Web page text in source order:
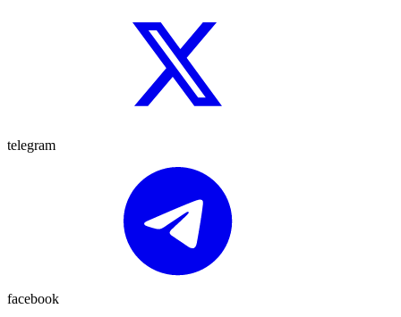
telegram
facebook